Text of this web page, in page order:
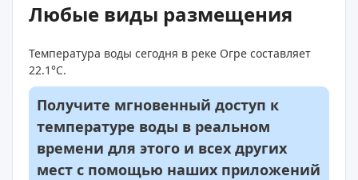
Любые виды размещения
Температура воды сегодня в реке Огре составляет
22.1°C.
Получите мгновенный доступ к
температуре воды в реальном
времени для этого и всех других
мест с помощью наших приложений